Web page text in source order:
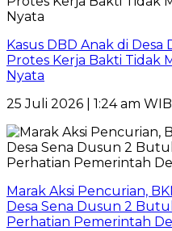
Kasus DBD Anak di Desa
Protes Kerja Bakti Tidak
Nyata
25 Juli 2026 | 1:24 am WIB
Marak Aksi Pencurian,
Desa Sena Dusun 2
Perhatian Pemerintah